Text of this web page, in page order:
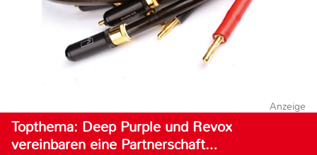
Anzeige
Topthema: Deep Purple und Revox
vereinbaren eine Partnerschaft…